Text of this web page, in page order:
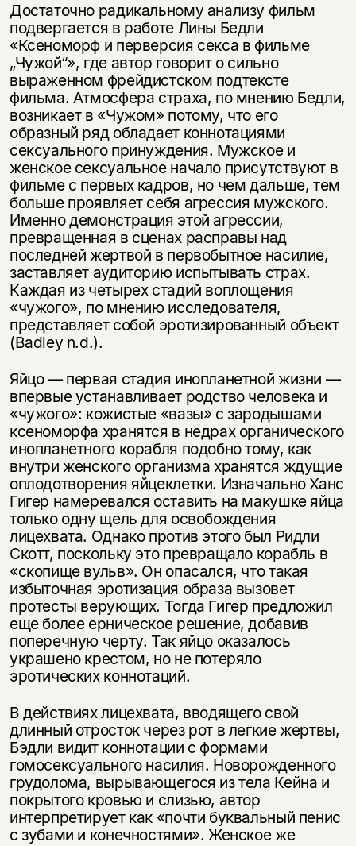
Достаточно радикальному анализу фильм
подвергается в работе Лины Бедли
«Ксеноморф и перверсия секса в фильме
„Чужой“», где автор говорит о сильно
выраженном фрейдистском подтексте
фильма. Атмосфера страха, по мнению Бедли,
возникает в «Чужом» потому, что его
образный ряд обладает коннотациями
сексуального принуждения. Мужское и
женское сексуальное начало присутствуют в
фильме с первых кадров, но чем дальше, тем
больше проявляет себя агрессия мужского.
Именно демонстрация этой агрессии,
превращенная в сценах расправы над
последней жертвой в первобытное насилие,
заставляет аудиторию испытывать страх.
Каждая из четырех стадий воплощения
«чужого», по мнению исследователя,
представляет собой эротизированный объект
(Badley n.d.).
Яйцо — первая стадия инопланетной жизни —
впервые устанавливает родство человека и
«чужого»: кожистые «вазы» с зародышами
ксеноморфа хранятся в недрах органического
инопланетного корабля подобно тому, как
внутри женского организма хранятся ждущие
оплодотворения яйцеклетки. Изначально Ханс
Гигер намеревался оставить на макушке яйца
только одну щель для освобождения
лицехвата. Однако против этого был Ридли
Скотт, поскольку это превращало корабль в
«скопище вульв». Он опасался, что такая
избыточная эротизация образа вызовет
протесты верующих. Тогда Гигер предложил
еще более ерническое решение, добавив
поперечную черту. Так яйцо оказалось
украшено крестом, но не потеряло
эротических коннотаций.
В действиях лицехвата, вводящего свой
длинный отросток через рот в легкие жертвы,
Бэдли видит коннотации с формами
гомосексуального насилия. Новорожденного
грудолома, вырывающегося из тела Кейна и
покрытого кровью и слизью, автор
интерпретирует как «почти буквальный пенис
с зубами и конечностями». Женское же